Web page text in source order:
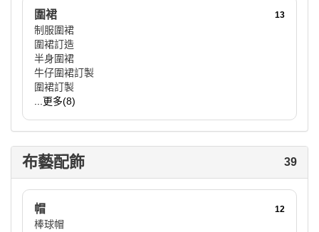
圍裙 13
制服圍裙
圍裙訂造
半身圍裙
牛仔圍裙訂製
圍裙訂製
...更多(8)
布藝配飾 39
帽 12
棒球帽